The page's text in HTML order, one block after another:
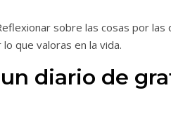
sobre las cosas por
que valoras en la vida.
un diario de